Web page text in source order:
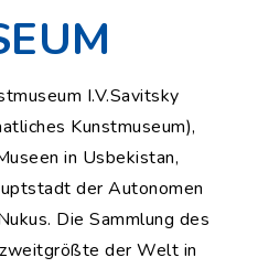
I.V.Savitsky
Kunstmuseum),
in Usbekistan,
der Autonomen
Die Sammlung des
der Welt in